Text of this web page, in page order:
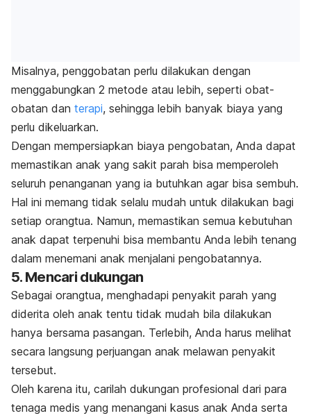
Misalnya, penggobatan perlu dilakukan dengan
menggabungkan 2 metode atau lebih, seperti obat-
obatan dan terapi, sehingga lebih banyak biaya yang
perlu dikeluarkan.
Dengan mempersiapkan biaya pengobatan, Anda dapat
memastikan anak yang sakit parah bisa memperoleh
seluruh penanganan yang ia butuhkan agar bisa sembuh.
Hal ini memang tidak selalu mudah untuk dilakukan bagi
setiap orangtua. Namun, memastikan semua kebutuhan
anak dapat terpenuhi bisa membantu Anda lebih tenang
dalam menemani anak menjalani pengobatannya.
5. Mencari dukungan
Sebagai orangtua, menghadapi penyakit parah yang
diderita oleh anak tentu tidak mudah bila dilakukan
hanya bersama pasangan. Terlebih, Anda harus melihat
secara langsung perjuangan anak melawan penyakit
tersebut.
Oleh karena itu, carilah dukungan profesional dari para
tenaga medis yang menangani kasus anak Anda serta